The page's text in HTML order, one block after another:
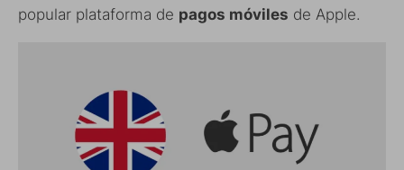
popular plataforma de pagos móviles de Apple.